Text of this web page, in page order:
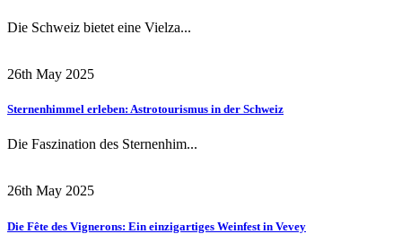
Die Schweiz bietet eine Vielza...
26th May 2025
Sternenhimmel erleben: Astrotourismus in der Schweiz
Die Faszination des Sternenhim...
26th May 2025
Die Fête des Vignerons: Ein einzigartiges Weinfest in Vevey